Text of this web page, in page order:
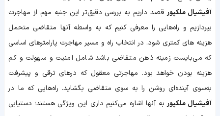
آفیشیال ملکپورقصد داریم به بررسی دقیق‌تر این جنبه مهم از مهاجرت
بپردازیم و راه‌هایی را معرفی کنیم که به ‌واسطه آنها متقاضی متحمل
هزینه‌ های کمتری شود. در انتخاب راه و مسیر مهاجرت پارامترهای اساسی
که می‌بایست زمینه ذهن متقاضی باشد شامل امنیت و سهولت و کم‌
هزینه بودن خواهد بود. مهاجرتی معقول که درهای ترقی و پیشرفت
به‌سوی آینده‌ای روشن را به ‌سوی متقاضی بگشاید. راه‌هایی که ما در
آفیشیال ملکپوربه آنها اشاره می‌کنیم داری این ویژگی هستند؛ دستیابی